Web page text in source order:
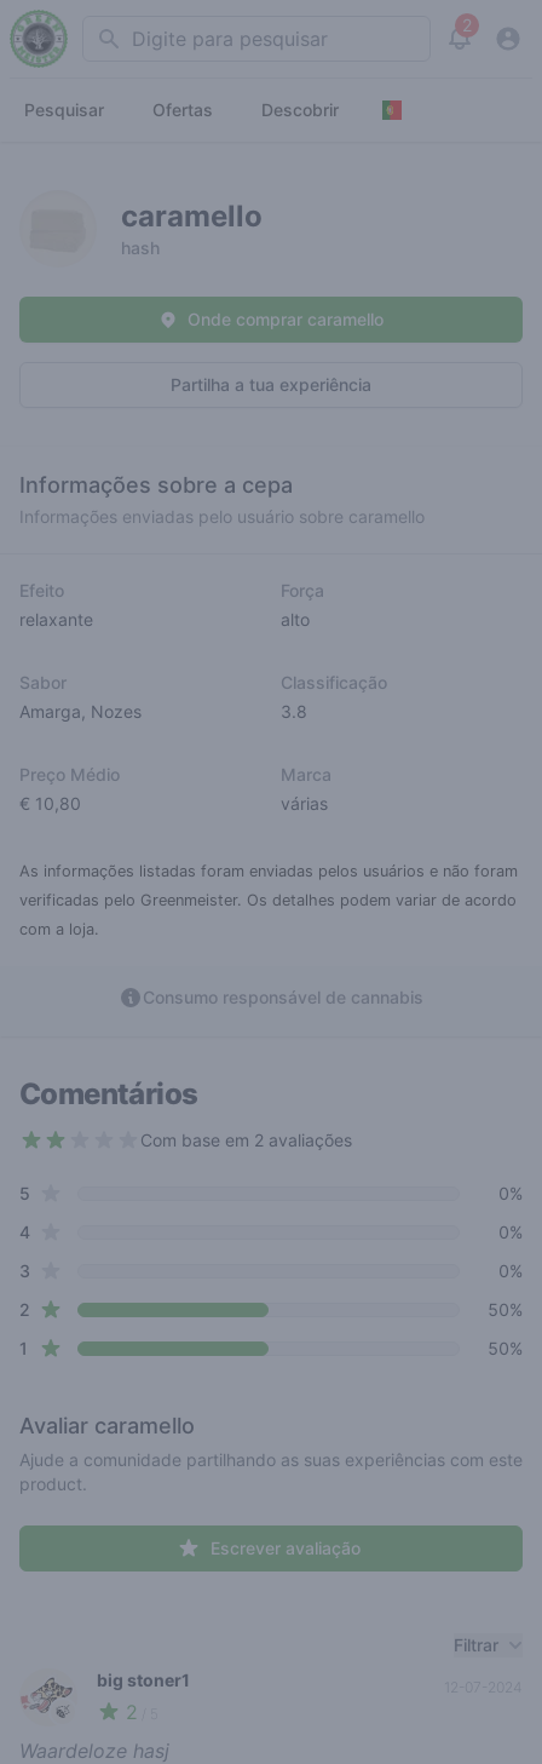
Search 2
View
Pesquisar Ofertas Descobrir
caramello
hash
Partilha a tua experiência
Onde comprar caramello
Informações sobre a cepa
Informações enviadas pelo usuário sobre caramello
Efeito
relaxante
Força
alto
Sabor
Amarga Nozes
Classificação
3.8
Preço Médio
€ 10,80
Marca
várias
As informações listadas foram enviadas pelos usuários e não foram
verificadas pelo Greenmeister. Os detalhes podem variar de acordo
com a loja.
Consumo responsável de cannabis
Comentários
Com base em 2 avaliações
Review data
5
0%
4star reviews
0%
3
0%
2 star reviews
50%
1 star reviews 50%
Avaliar caramello
Ajude a comunidade partilhando as suas experiências com este
product.
Escrever avaliação
Filtrar
🍃
big stoner1
2
Waardeloze hasj